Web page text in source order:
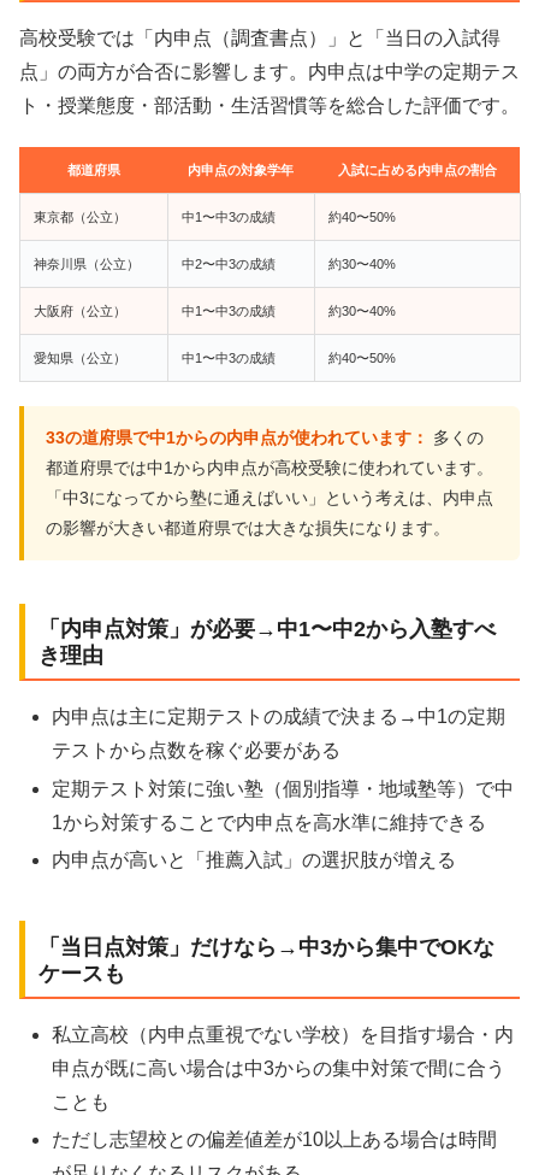
高校受験では「内申点（調査書点）」と「当日の入試得
点」の両方が合否に影響します。内申点は中学の定期テス
ト・授業態度・部活動・生活習慣等を総合した評価です。
都道府県 内申点の対象学年 入試に占める内申点の割合
東京都（公立） 中1〜中3の成績 約40〜50%
神奈川県（公立） 中2〜中3の成績 約30〜40%
大阪府（公立） 中1〜中3の成績 約30〜40%
愛知県（公立） 中1〜中3の成績 約40〜50%
33の道府県で中1からの内申点が使われています：
多くの
都道府県では中1から内申点が高校受験に使われています。
「中3になってから塾に通えばいい」という考えは、内申点
の影響が大きい都道府県では大きな損失になります。
「内申点対策」が必要→中1〜中2から入塾すべ
き理由
内申点は主に定期テストの成績で決まる→中1の定期
テストから点数を稼ぐ必要がある
定期テスト対策に強い塾（個別指導・地域塾等）で中
1から対策することで内申点を高水準に維持できる
内申点が高いと「推薦入試」の選択肢が増える
「当日点対策」だけなら→中3から集中でOKな
ケースも
私立高校（内申点重視でない学校）を目指す場合・内
申点が既に高い場合は中3からの集中対策で間に合う
ことも
ただし志望校との偏差値差が10以上ある場合は時間